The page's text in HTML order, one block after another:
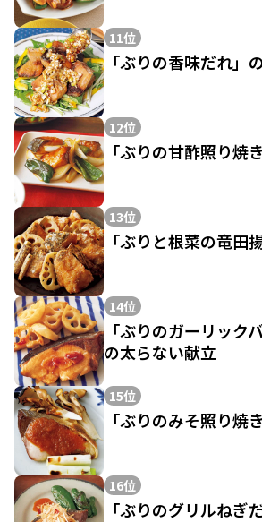
11位
「ぶりの香味だれ」
12位
「ぶりの甘酢照り焼
13位
「ぶりと根菜の竜田
14位
「ぶりのガーリック
の太らない献立
15位
「ぶりのみそ照り焼
16位
「ぶりのグリルねぎ